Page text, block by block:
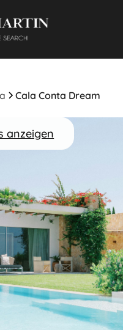
Cala Conta Dream
anzeigen